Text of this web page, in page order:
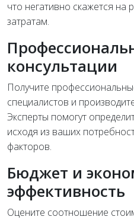
что негативно скажется на
затратам.
консультации
Получите
специалистов и
Эксперты помогут
исходя из ваших
факторов.
Бюджет и
эффективность
Оцените соотношение